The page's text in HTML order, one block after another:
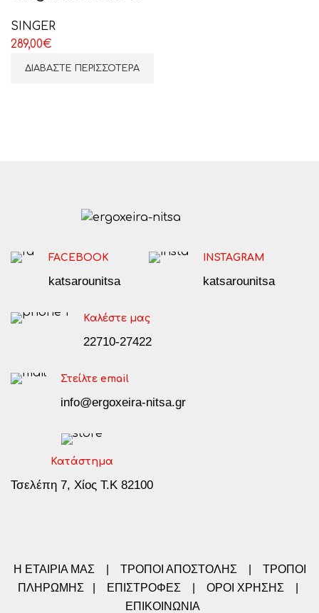
SINGER
289,00€
ΔΙΑΒΆΣΤΕ ΠΕΡΙΣΣΌΤΕΡΑ
FACEBOOK
katsarounitsa
INSTAGRAM
katsarounitsa
Καλέστε μας
22710-27422
Στείλτε email
info@ergoxeira-nitsa.gr
Κατάστημα
Τσελέπη 7, Χίος Τ.Κ 82100
Η ΕΤΑΙΡΙΑ ΜΑΣ ΤΡΟΠΟΙ ΑΠΟΣΤΟΛΗΣ
ΤΡΟΠΟΙ
ΠΛΗΡΩΜΗΣ
ΕΠΙΣΤΡΟΦΕΣ ΟΡΟΙ ΧΡΗΣΗΣ
ΕΠΙΚΟΙΝΩΝΙΑ